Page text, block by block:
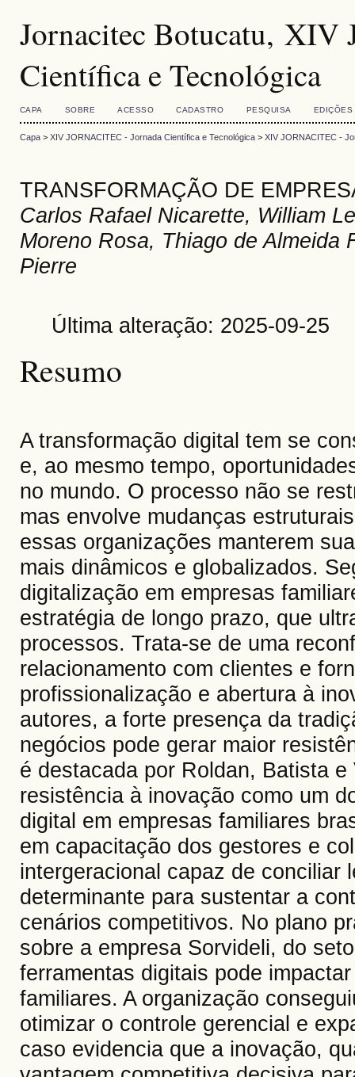
Jornacitec Botucatu, XIV
Científica e Tecnológica
CAPA SOBRE ACESSO CADASTRO PESQUISA EDIÇÕES
Capa> XIV JORNACITEC - Jornada Científica e Tecnológica> XIV JORNACITEC -
TRANSFORMAÇÃO DE
Carlos Rafael Nicarette, William
Moreno Rosa, Thiago de Almeida
Pierre
Última alteração: 2025-09-25
Resumo
A transformação digital tem se
e, ao mesmo tempo,
no mundo. O processo não se
mas envolve mudanças
essas organizações manterem
mais dinâmicos e globalizados.
digitalização em empresas
estratégia de longo prazo, que
processos. Trata-se de uma
relacionamento com clientes e
profissionalização e abertura à
autores, a forte presença da
negócios pode gerar maior
é destacada por Roldan, Batista
resistência à inovação como um
digital em empresas familiares
em capacitação dos gestores e
intergeracional capaz de conciliar
determinante para sustentar a
cenários competitivos. No plano
sobre a empresa Sorvideli, do
ferramentas digitais pode
familiares. A organização
otimizar o controle gerencial e
caso evidencia que a inovação,